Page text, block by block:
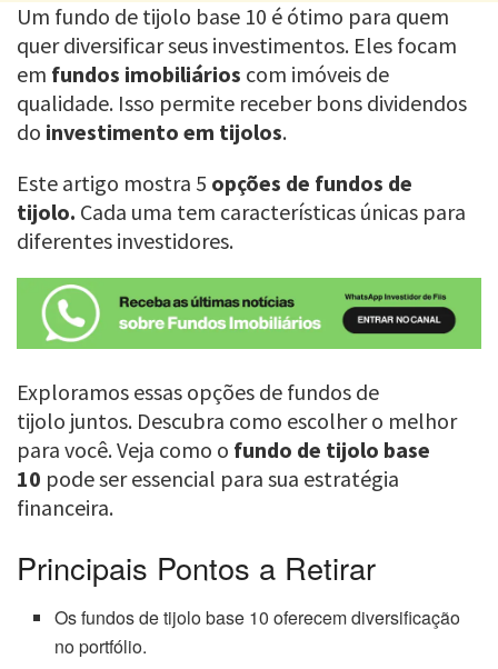
Um fundo de tijolo base 10 é ótimo para quem
quer diversificar seus investimentos. Eles focam
em fundos imobiliários com imóveis de
qualidade. Isso permite receber bons dividendos
do investimento em tijolos.
Este artigo mostra 5 opções de fundos de
tijolo. Cada uma tem características únicas para
diferentes investidores.
Exploramos essas opções de fundos de
tijolo juntos. Descubra como escolher o melhor
para você. Veja como o fundo de tijolo base
10 pode ser essencial para sua estratégia
financeira.
Principais Pontos a Retirar
Os fundos de tijolo base 10 oferecem diversificação
no portfólio.